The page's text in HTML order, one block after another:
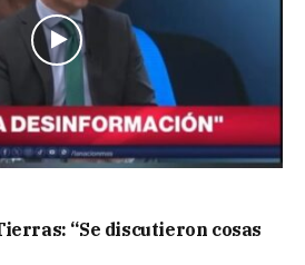
“Se discutieron cosas